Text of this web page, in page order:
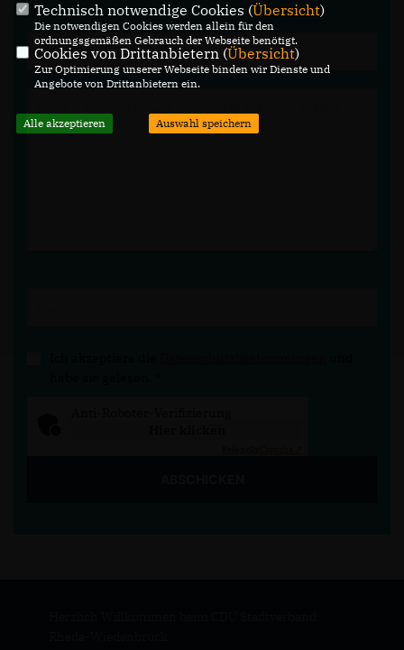
Technisch notwendige Cookies (Übersicht)
Die notwendigen Cookies werden allein für den
ordnungsgemäßen Gebrauch der Webseite benötigt.
Cookies von Drittanbietern (Übersicht)
Zur Optimierung unserer Webseite binden wir Dienste und
Angebote von Drittanbietern ein.
Alle akzeptieren Auswahl speichern